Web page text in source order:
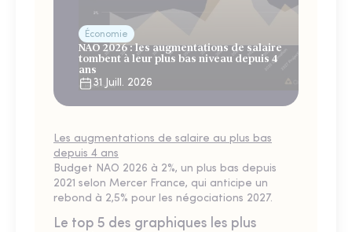
Économie
NAO 2026 : les augmentations de salaire
tombent à leur plus bas niveau depuis 4
ans
31 Juill. 2026
Les augmentations de salaire au plus bas
depuis 4 ans
Budget NAO 2026 à 2%, un plus bas depuis
2021 selon Mercer France, qui anticipe un
rebond à 2,5% pour les négociations 2027.
Le top 5 des graphiques les plus